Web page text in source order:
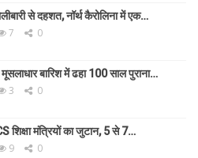
से दहशत, नॉर्थ कैरोलिना में एक…
7 0
बारिश में ढहा 100 साल पुराना…
3 0
शिक्षा मंत्रियों का जुटान, 5 से 7…
9 0